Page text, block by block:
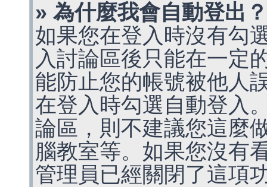
» 為什麼我會自動登出？
如果您在登入時沒有勾
入討論區後只能在一定
能防止您的帳號被他人
在登入時勾選自動登入
論區，則不建議您這麼
腦教室等。如果您沒有
管理員已經關閉了這項